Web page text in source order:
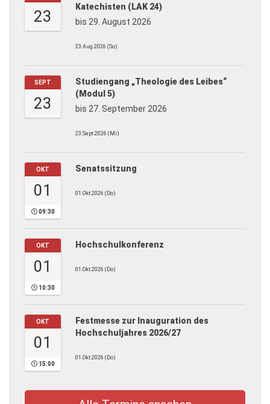
23
Katechisten (LAK 24)
bis 29. August 2026
23.Aug.2026 (So)
SEPT
23
Studiengang „Theologie des Leibes“
(Modul 5)
bis 27. September 2026
23.Sept.2026 (Mi)
OKT
01
09:30
Senatssitzung
01.Okt.2026 (Do)
OKT
01
10:30
Hochschulkonferenz
01.Okt.2026 (Do)
OKT
01
15:00
Festmesse zur Inauguration des
Hochschuljahres 2026/27
01.Okt.2026 (Do)